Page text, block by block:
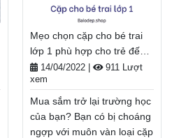
vẫn đang băn khoăn trong
việc tìm kiếm này. Hãy theo
dõi bài viết dưới đây nhé!
Balodep.shop|Chuyên Balo-
Túi xách–Vali đẹp.
FreeShip toàn quốc, Miễn
phí đổi trả hàng, Thanh
toán tiền khi nhận hàng.
Xem thêm
Mẹo chọn cặp cho bé trai
lớp 1 phù hợp cho trẻ đến
trường - Balodep.shop
14/04/2022
911 Lượt
xem
Mua sắm trở lại trường học
của bạn? Bạn có bị choáng
ngợp với muôn vàn loại cặp